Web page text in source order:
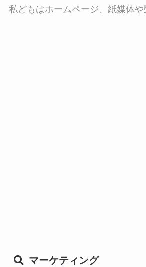
私どもはホームページ、紙媒体
マーケティング